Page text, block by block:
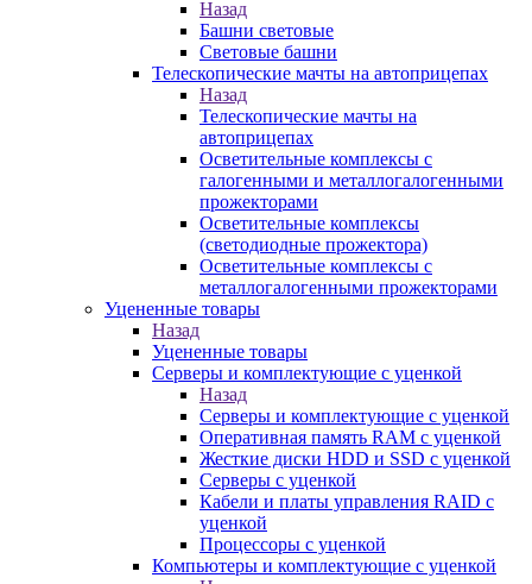
Назад
Башни световые
Световые башни
Телескопические мачты на автоприцепах
Назад
Телескопические мачты на
автоприцепах
Осветительные комплексы с
галогенными и металлогалогенными
прожекторами
Осветительные комплексы
(светодиодные прожектора)
Осветительные комплексы с
металлогалогенными прожекторами
Уцененные товары
Назад
Уцененные товары
Серверы и комплектующие с уценкой
Назад
Серверы и комплектующие с уценкой
Оперативная память RAM с уценкой
Жесткие диски HDD и SSD с уценкой
Серверы с уценкой
Кабели и платы управления RAID с
уценкой
Процессоры с уценкой
Компьютеры и комплектующие с уценкой